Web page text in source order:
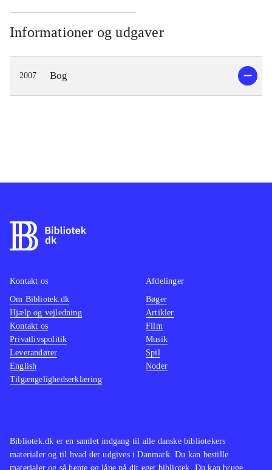
Informationer og udgaver
2007 Bog
Bibliotek.dk er en samlet indgang til alle danske bibliotekers
materialer og til hvad der udgives i Danmark. Du kan bestille
materialer og så hente og låne på dit eget bibliotek. Du kan bruge
Kontakt os
Om Bibliotek.dk
Hjælp og vejledning
Kontakt os
Privatlivspolitik
Leverandører
English
Tilgængelighedserklæring
Afdelinger
Bøger
Artikler
Film
Musik
Spil
Noder